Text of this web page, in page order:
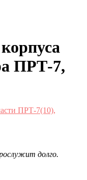
ПРТ-7,
ПРТ-7(10),
долго.